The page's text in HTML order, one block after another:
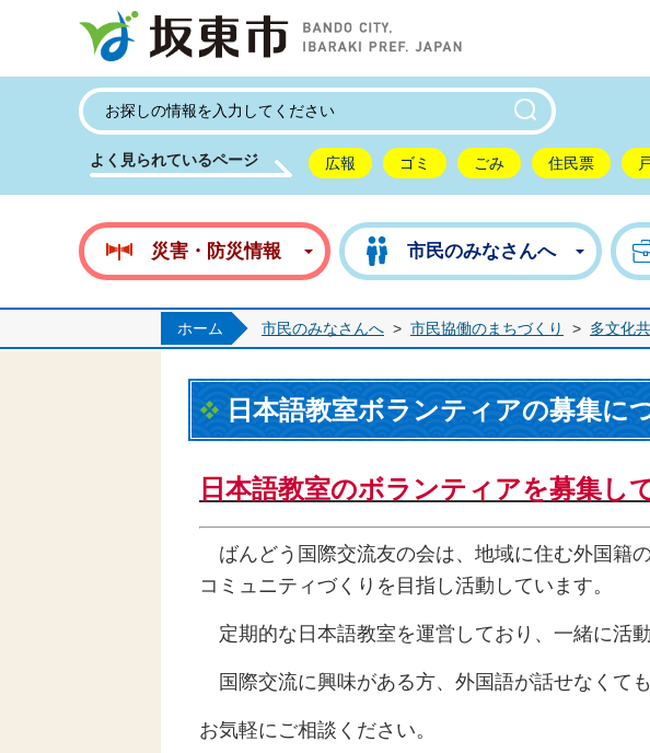
よく見られているページ 広報 ゴミ ごみ 住民票
災害・防災情報 市民のみなさんへ
ホーム 市民のみなさんへ > 市民協働のまちづくり > 多文化
日本語教室ボランティアの募集に
日本語教室のボランティアを募集し
ばんどう国際交流友の会は、地域に住む外国籍
コミュニティづくりを目指し活動しています。
定期的な日本語教室を運営しており、一緒に活
国際交流に興味がある方、外国語が話せなくて
お気軽にご相談ください。